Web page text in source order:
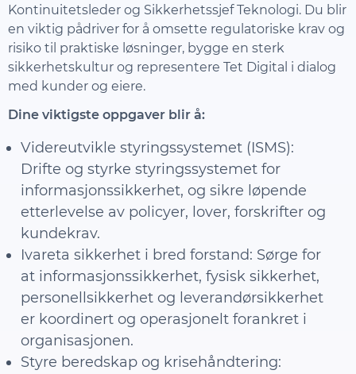
Kontinuitetsleder og Sikkerhetssjef Teknologi. Du blir
en viktig pådriver for å omsette regulatoriske krav og
risiko til praktiske løsninger, bygge en sterk
sikkerhetskultur og representere Tet Digital i dialog
med kunder og eiere.
Dine viktigste oppgaver blir å:
Videreutvikle styringssystemet (ISMS):
Drifte og styrke styringssystemet for
informasjonssikkerhet, og sikre løpende
etterlevelse av policyer, lover, forskrifter og
kundekrav.
Ivareta sikkerhet i bred forstand: Sørge for
at informasjonssikkerhet, fysisk sikkerhet,
personellsikkerhet og leverandørsikkerhet
er koordinert og operasjonelt forankret i
organisasjonen.
Styre beredskap og krisehåndtering: